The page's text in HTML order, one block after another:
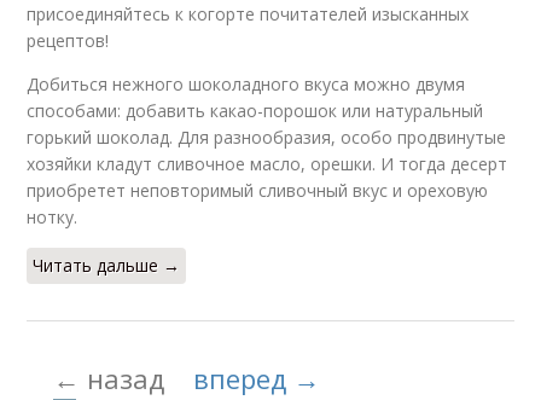
присоединяйтесь к когорте почитателей изысканных
рецептов!
Добиться нежного шоколадного вкуса можно двумя
способами: добавить какао-порошок или натуральный
горький шоколад. Для разнообразия, особо продвинутые
хозяйки кладут сливочное масло, орешки. И тогда десерт
приобретет неповторимый сливочный вкус и ореховую
нотку.
Читать дальше →
← назад вперед →